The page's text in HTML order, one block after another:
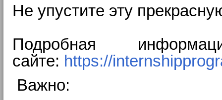
Не упустите эту
Подробная
сайте: https://
Важно: